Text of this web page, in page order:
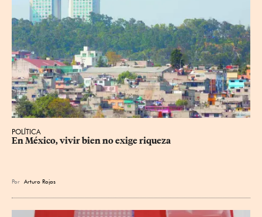
POLÍTICA
En México, vivir bien no exige riqueza
Por Arturo Rojas